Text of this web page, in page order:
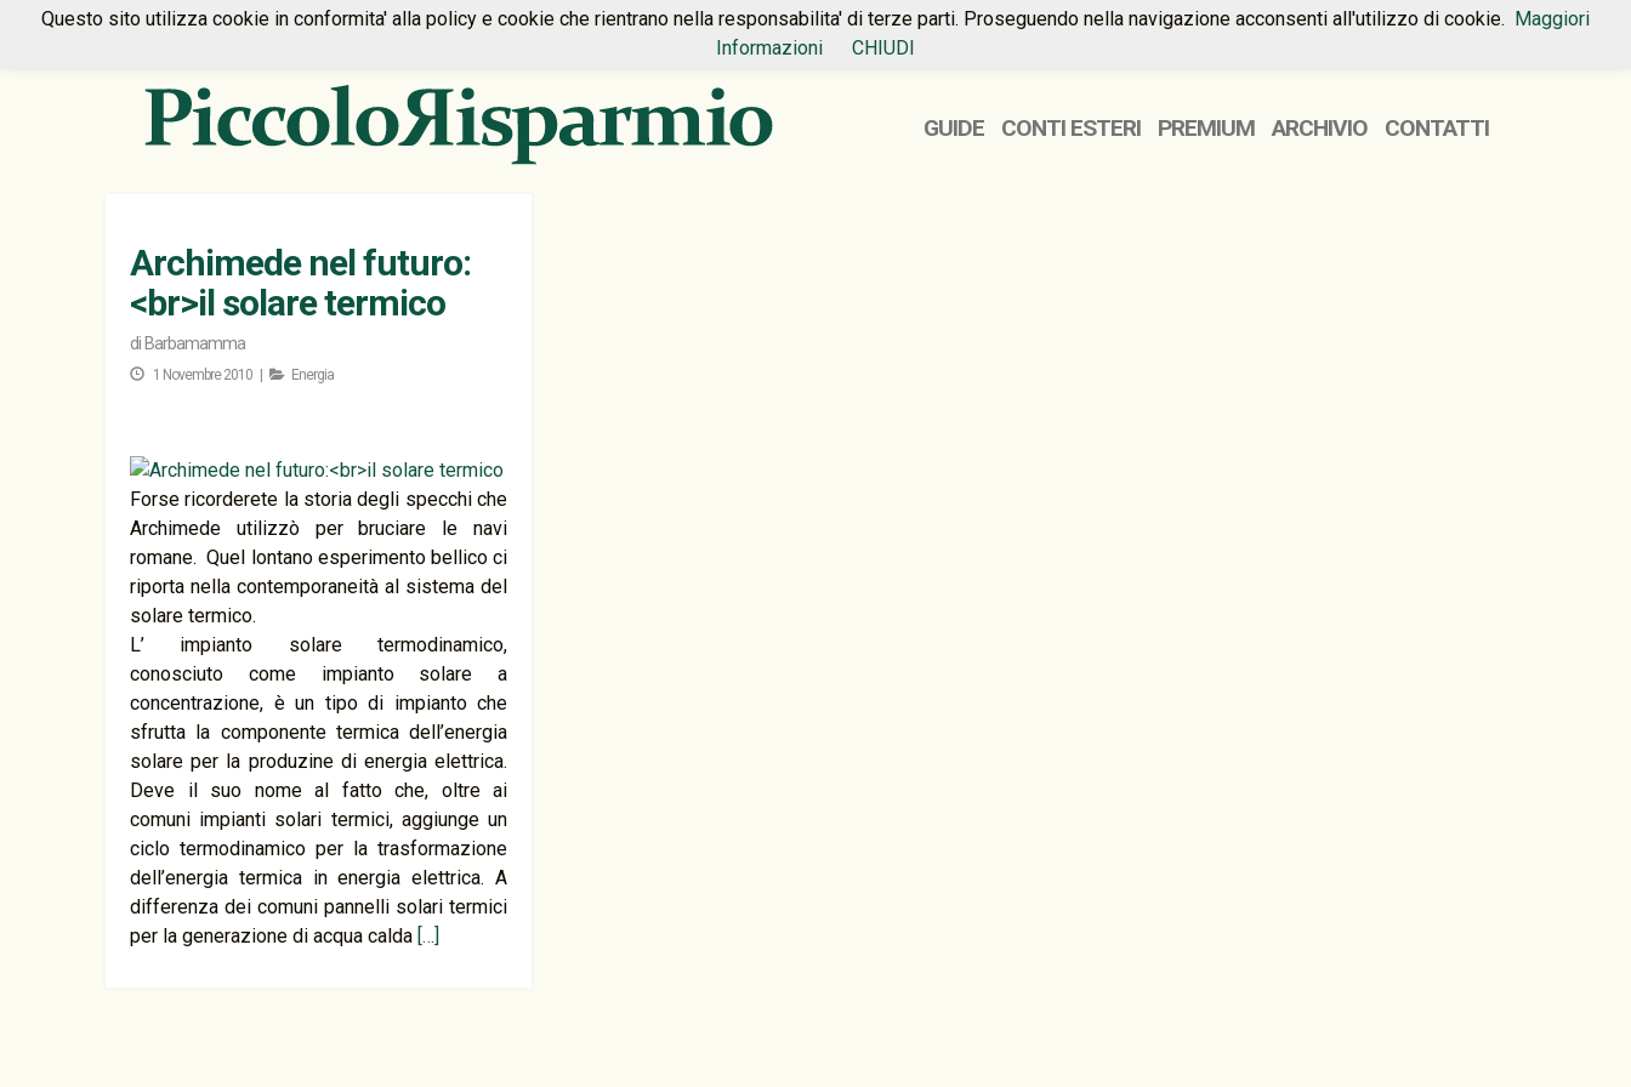
HOME PREMIUM CONTATTI
GUIDE CONTI ESTERI PREMIUM ARCHIVIO CONTATTI
Archimede nel futuro:
<br>il solare termico
di Barbamamma
1 Novembre 2010 | Energia
Forse ricorderete la storia degli specchi che
Archimede utilizzò per bruciare le navi
romane. Quel lontano esperimento bellico ci
riporta nella contemporaneità al sistema del
solare termico.
L’ impianto solare termodinamico,
conosciuto come impianto solare a
concentrazione, è un tipo di impianto che
sfrutta la componente termica dell’energia
solare per la produzine di energia elettrica.
Deve il suo nome al fatto che, oltre ai
comuni impianti solari termici, aggiunge un
ciclo termodinamico per la trasformazione
dell’energia termica in energia elettrica. A
differenza dei comuni pannelli solari termici
per la generazione di acqua calda […]
Questo sito utilizza cookie in conformita' alla policy e cookie che rientrano nella responsabilita' di terze parti. Proseguendo nella navigazione acconsenti all'utilizzo di cookie. Maggiori
Informazioni
CHIUDI